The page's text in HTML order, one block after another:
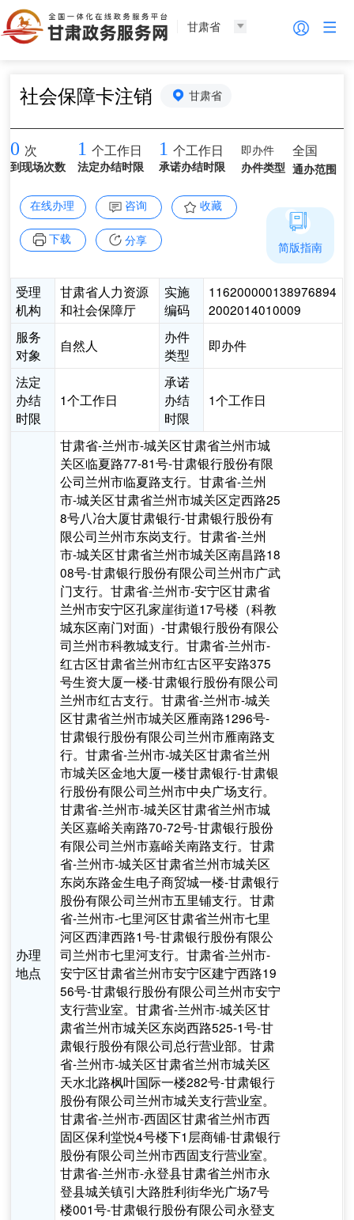
甘肃省
社会保障卡注销 甘肃省
0 次
到现场次数
1 个工作日
法定办结时限
1 个工作日
承诺办结时限
即办件
办件类型
全国
通办范围
在线办理 咨询 收藏
下载 分享
受理
机构
甘肃省人力资源
和社会保障厅
实施
编码
116200000138976894
2002014010009
服务
对象
自然人
办件
类型
即办件
法定
办结
时限
1个工作日
承诺
办结
时限
1个工作日
办理
地点
甘肃省-兰州市-城关区甘肃省兰州市城
关区临夏路77-81号-甘肃银行股份有限
公司兰州市临夏路支行。甘肃省-兰州
市-城关区甘肃省兰州市城关区定西路25
8号八冶大厦甘肃银行-甘肃银行股份有
限公司兰州市东岗支行。甘肃省-兰州
市-城关区甘肃省兰州市城关区南昌路18
08号-甘肃银行股份有限公司兰州市广武
门支行。甘肃省-兰州市-安宁区甘肃省
兰州市安宁区孔家崖街道17号楼（科教
城东区南门对面）-甘肃银行股份有限公
司兰州市科教城支行。甘肃省-兰州市-
红古区甘肃省兰州市红古区平安路375
号生资大厦一楼-甘肃银行股份有限公司
兰州市红古支行。甘肃省-兰州市-城关
区甘肃省兰州市城关区雁南路1296号-
甘肃银行股份有限公司兰州市雁南路支
行。甘肃省-兰州市-城关区甘肃省兰州
市城关区金地大厦一楼甘肃银行-甘肃银
行股份有限公司兰州市中央广场支行。
甘肃省-兰州市-城关区甘肃省兰州市城
关区嘉峪关南路70-72号-甘肃银行股份
有限公司兰州市嘉峪关南路支行。甘肃
省-兰州市-城关区甘肃省兰州市城关区
东岗东路金生电子商贸城一楼-甘肃银行
股份有限公司兰州市五里铺支行。甘肃
省-兰州市-七里河区甘肃省兰州市七里
河区西津西路1号-甘肃银行股份有限公
司兰州市七里河支行。甘肃省-兰州市-
安宁区甘肃省兰州市安宁区建宁西路19
56号-甘肃银行股份有限公司兰州市安宁
支行营业室。甘肃省-兰州市-城关区甘
肃省兰州市城关区东岗西路525-1号-甘
肃银行股份有限公司总行营业部。甘肃
省-兰州市-城关区甘肃省兰州市城关区
天水北路枫叶国际一楼282号-甘肃银行
股份有限公司兰州市城关支行营业室。
甘肃省-兰州市-西固区甘肃省兰州市西
固区保利堂悦4号楼下1层商铺-甘肃银行
股份有限公司兰州市西固支行营业室。
甘肃省-兰州市-永登县甘肃省兰州市永
登县城关镇引大路胜利街华光广场7号
楼001号-甘肃银行股份有限公司永登支
简版指南